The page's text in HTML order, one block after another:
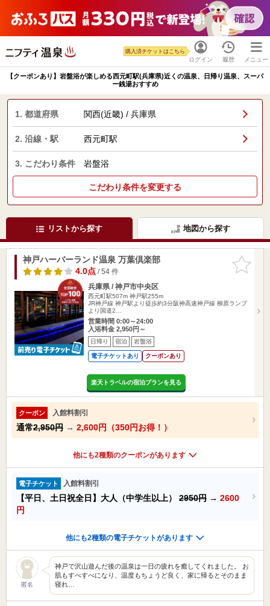
ログイン
購入済チケットはこちら
履歴 メニュー
【クーポンあり】岩盤浴が楽しめる西元町駅(兵庫県)近くの温泉、日帰り温泉、スーパ
ー銭湯おすすめ
1. 都道府県 関西(近畿) / 兵庫県
2. 沿線・駅 西元町駅
3. こだわり条件 岩盤浴
こだわり条件を変更する
リストから探す 地図から探す
お気に入
りに追加
神戸ハーバーランド温泉 万葉倶楽部
4.0点/ 54 件
兵庫県 / 神戸市中央区
西元町駅507m 神戸駅255m
JR神戸線 神戸駅より徒歩約3分阪神高速神戸線 柳原ランプ
より国道2…
営業時間 0:00～24:00
入浴料金 2,950円～
日帰り 宿泊 岩盤浴
電子チケットあり クーポンあり
楽天トラベルの宿泊プランを見る
クーポン 入館料割引
通常2,950円 → 2,600円（350円お得！）
他にも2種類のクーポンがあります
電子チケット 入館料割引
【平日、土日祝全日】大人（中学生以上） 2950円 → 2600
円
他にも2種類の電子チケットがあります
匿名
神戸で沢山遊んだ後の温泉は一日の疲れを癒してくれました。 お
肌もすべすべになり、温度もちょうど良く、家に帰るとそのまま
寝れ…